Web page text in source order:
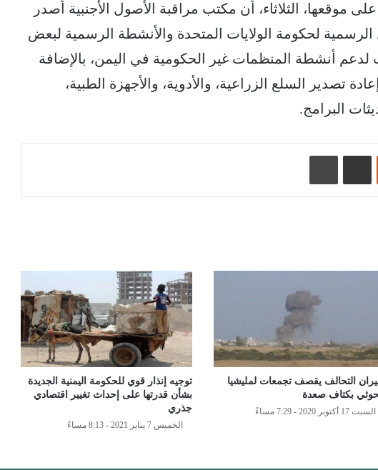
موقعها، الثلاثاء، أن مكتب مراقبة الأصول الأجنبية أصدر
لحكومة الولايات المتحدة والأنشطة الرسمية لبعض
لدعم أنشطة المنظمات غير الحكومية في اليمن، بالإضافة
تصدير السلع الزراعية، والأدوية، والأجهزة الطبية،
البرامج.
التحالف يقصف تجمعات لمليشيا
بكتاف صعدة
السبت 17 أكتوبر 2020 - 7:29 مساءً
توجيه إنذار قوي للحكومة اليمنية الجديدة
بشأن قدرتها على إحداث تغيير اقتصادي
جذري
الخميس 7 يناير 2021 - 8:13 مساءً